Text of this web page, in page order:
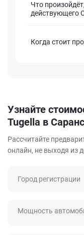
Что
действующего
Когда стоит
Узнайте
Tugella в
Рассчитайте
онлайн, не выходя из
Город регистрации
Мощность